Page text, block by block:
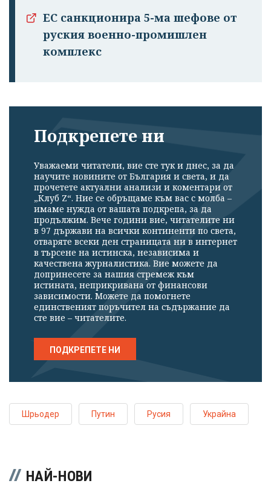
ЕС санкционира 5-ма шефове от
руския военно-промишлен
комплекс
Подкрепете ни
Уважаеми читатели, вие сте тук и днес, за да
научите новините от България и света, и да
прочетете актуални анализи и коментари от
„Клуб Z“. Ние се обръщаме към вас с молба –
имаме нужда от вашата подкрепа, за да
продължим. Вече години вие, читателите ни
в 97 държави на всички континенти по света,
отваряте всеки ден страницата ни в интернет
в търсене на истинска, независима и
качествена журналистика. Вие можете да
допринесете за нашия стремеж към
истината, неприкривана от финансови
зависимости. Можете да помогнете
единственият поръчител на съдържание да
сте вие – читателите.
ПОДКРЕПЕТЕ НИ
Шрьодер Путин Русия Украйна
НАЙ-НОВИ